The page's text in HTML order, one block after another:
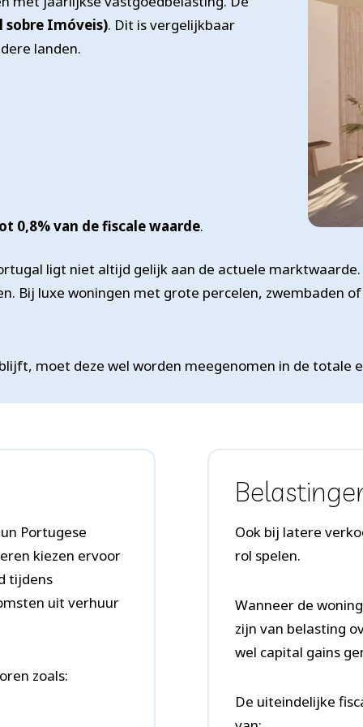
Imóveis). Dit is vergelijkbaar
landen.
0,8% van de fiscale waarde.
ligt niet altijd gelijk aan de actuele
Bij luxe woningen met grote percelen, zwembaden
moet deze wel worden meegenomen in de totale
Portugese
kiezen ervoor
tijdens
uit verhuur
zoals:
Ook bij latere
rol spelen.
Wanneer de
zijn van belasting
wel capital gains
De uiteindelijke